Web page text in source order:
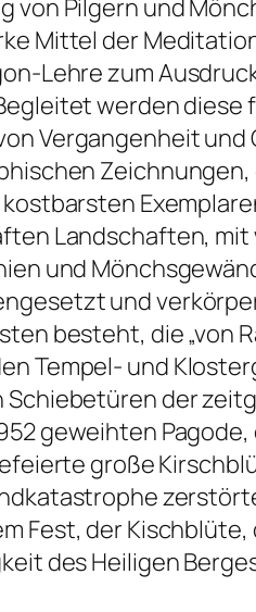
von Pilgern und
Mittel der
Lehre zum
werden diese
Vergangenheit und
Landschaften,
und
und
besteht, die „von
Tempel- und
Schiebetüren der
geweihten
große
Fest, der
des Heiligen